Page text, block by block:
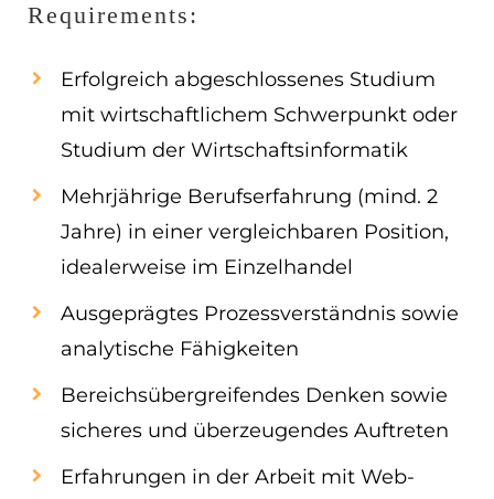
Requirements:
Erfolgreich abgeschlossenes Studium
mit wirtschaftlichem Schwerpunkt oder
Studium der Wirtschaftsinformatik
Mehrjährige Berufserfahrung (mind. 2
Jahre) in einer vergleichbaren Position,
idealerweise im Einzelhandel
Ausgeprägtes Prozessverständnis sowie
analytische Fähigkeiten
Bereichsübergreifendes Denken sowie
sicheres und überzeugendes Auftreten
Erfahrungen in der Arbeit mit Web-